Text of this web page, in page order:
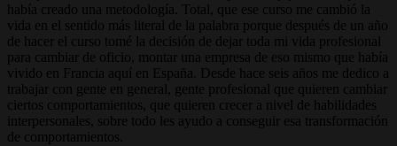
había creado una metodología. Total, que ese curso me cambió la
vida en el sentido más literal de la palabra porque después de un año
de hacer el curso tomé la decisión de dejar toda mi vida profesional
para cambiar de oficio, montar una empresa de eso mismo que había
vivido en Francia aquí en España. Desde hace seis años me dedico a
trabajar con gente en general, gente profesional que quieren cambiar
ciertos comportamientos, que quieren crecer a nivel de habilidades
interpersonales, sobre todo les ayudo a conseguir esa transformación
de comportamientos.